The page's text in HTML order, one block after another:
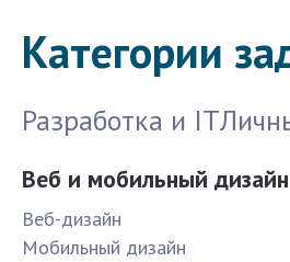
Категории
Разработка и IT
Веб и мобильный дизайн
Веб-дизайн
Мобильный дизайн